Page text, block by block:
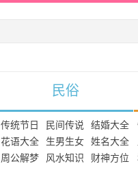
民俗
传统节日 民间传说
结婚大全
花语大全
生男生女
姓名大全
周公解梦
风水知识 财神方位